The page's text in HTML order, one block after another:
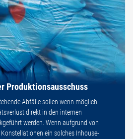
Produktionsausschuss
Abfälle sollen wenn möglich
direkt in den internen
werden. Wenn aufgrund von
ein solches Inhouse-